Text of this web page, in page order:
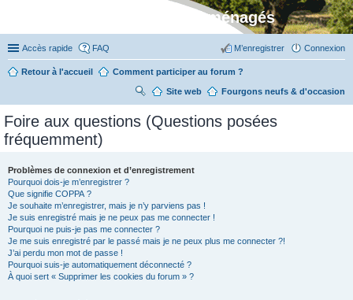
Stylevan - Vans aménagés
Accès rapide FAQ Connexion
M’enregistrer
Retour à l'accueil Comment participer au forum ?
Fourgons neufs & d'occasion
Site web
R
her
er
Foire aux questions (Questions posées
fréquemment)
Problèmes de connexion et d’enregistrement
Pourquoi dois-je m’enregistrer ?
Que signifie COPPA ?
Je souhaite m’enregistrer, mais je n’y parviens pas !
Je suis enregistré mais je ne peux pas me connecter !
Pourquoi ne puis-je pas me connecter ?
Je me suis enregistré par le passé mais je ne peux plus me connecter ?!
J’ai perdu mon mot de passe !
Pourquoi suis-je automatiquement déconnecté ?
À quoi sert « Supprimer les cookies du forum » ?